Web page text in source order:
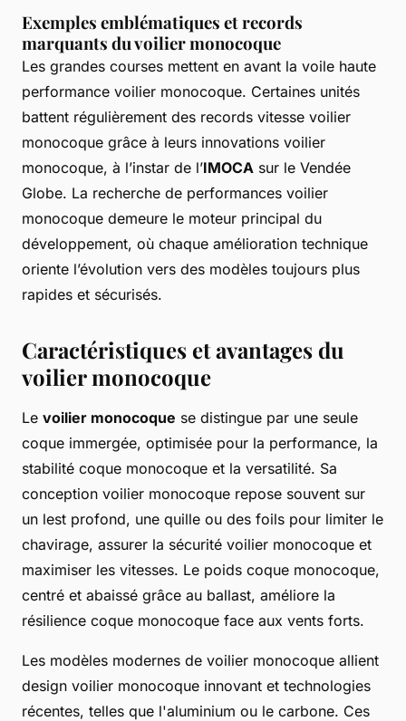
Exemples emblématiques et records
marquants du voilier monocoque
Les grandes courses mettent en avant la voile haute
performance voilier monocoque. Certaines unités
battent régulièrement des records vitesse voilier
monocoque grâce à leurs innovations voilier
monocoque, à l’instar de l’IMOCA sur le Vendée
Globe. La recherche de performances voilier
monocoque demeure le moteur principal du
développement, où chaque amélioration technique
oriente l’évolution vers des modèles toujours plus
rapides et sécurisés.
Caractéristiques et avantages du
voilier monocoque
Le voilier monocoque se distingue par une seule
coque immergée, optimisée pour la performance, la
stabilité coque monocoque et la versatilité. Sa
conception voilier monocoque repose souvent sur
un lest profond, une quille ou des foils pour limiter le
chavirage, assurer la sécurité voilier monocoque et
maximiser les vitesses. Le poids coque monocoque,
centré et abaissé grâce au ballast, améliore la
résilience coque monocoque face aux vents forts.
Les modèles modernes de voilier monocoque allient
design voilier monocoque innovant et technologies
récentes, telles que l'aluminium ou le carbone. Ces